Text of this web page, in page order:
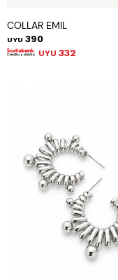
COLLAR EMIL
UYU 390
UYU 332